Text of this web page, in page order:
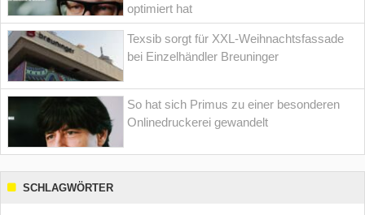
optimiert hat
Texsib sorgt für XXL-Weihnachtsfassade
bei Einzelhändler Breuninger
So hat sich Primus zu einer besonderen
Onlinedruckerei gewandelt
SCHLAGWÖRTER